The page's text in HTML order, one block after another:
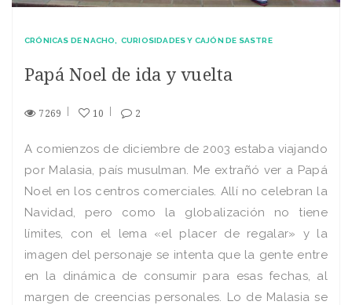
CRÓNICAS DE NACHO CURIOSIDADES Y CAJÓN DE SASTRE
Papá Noel de ida y vuelta
7269 10 2
A comienzos de diciembre de 2003 estaba viajando
por Malasia, país musulman. Me extrañó ver a Papá
Noel en los centros comerciales. Allí no celebran la
Navidad, pero como la globalización no tiene
límites, con el lema «el placer de regalar» y la
imagen del personaje se intenta que la gente entre
en la dinámica de consumir para esas fechas, al
margen de creencias personales. Lo de Malasia se